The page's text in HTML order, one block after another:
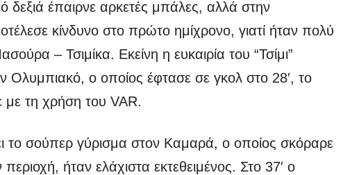
έπαιρνε αρκετές μπάλες, αλλά στην
κίνδυνο στο πρώτο ημίχρονο, γιατί ήταν πολύ
– Τσιμίκα. Εκείνη η ευκαιρία του “Τσίμι”
Ολυμπιακό, ο οποίος έφτασε σε γκολ στο 28′, το
τη χρήση του VAR.
το σούπερ γύρισμα στον Καμαρά, ο οποίος σκόραρε
ήταν ελάχιστα εκτεθειμένος. Στο 37′ ο